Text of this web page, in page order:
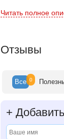
Сотрудничая с
возникнуть на
Читать полное
Отзывы
Все 0 Полезн
+